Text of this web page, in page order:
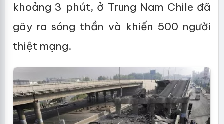
khoảng 3 phút, ở Trung Nam Chile đã
gây ra sóng thần và khiến 500 người
thiệt mạng.